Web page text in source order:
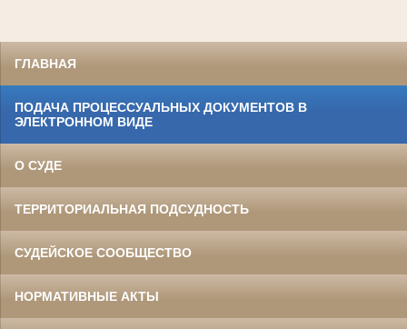
ГЛАВНАЯ
ПОДАЧА ПРОЦЕССУАЛЬНЫХ ДОКУМЕНТОВ В
ЭЛЕКТРОННОМ ВИДЕ
О СУДЕ
ТЕРРИТОРИАЛЬНАЯ ПОДСУДНОСТЬ
СУДЕЙСКОЕ СООБЩЕСТВО
НОРМАТИВНЫЕ АКТЫ